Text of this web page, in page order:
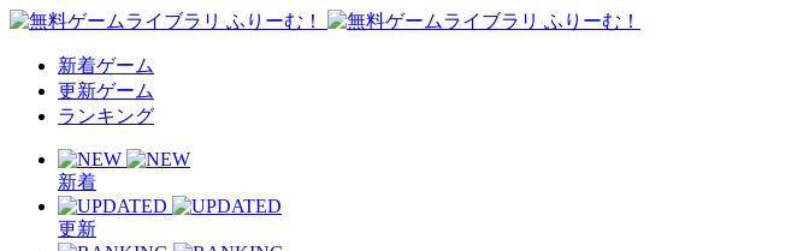
新着ゲーム
更新ゲーム
ランキング
新着
更新